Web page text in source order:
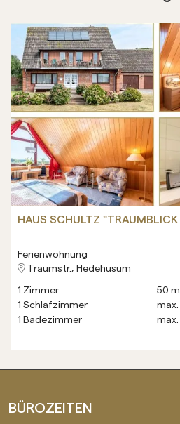
HAUS SCHULTZ
Ferienwohnung
Traumstr., Hedehusum
1 Zimmer
1 Schlafzimmer
1 Badezimmer
50 m
max.
max.
BÜROZEITEN